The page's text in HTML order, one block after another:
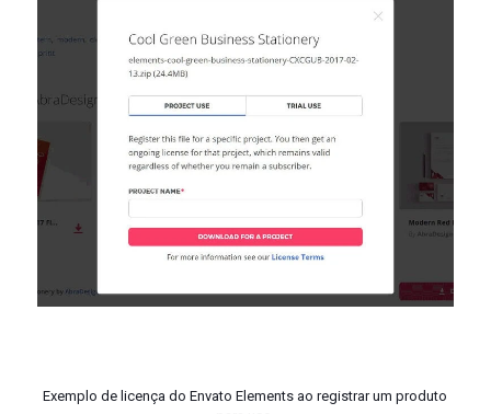
Exemplo de licença do Envato Elements ao registrar um produto